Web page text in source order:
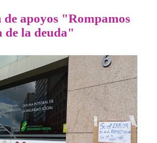
de apoyos "Rompamos
de la deuda"